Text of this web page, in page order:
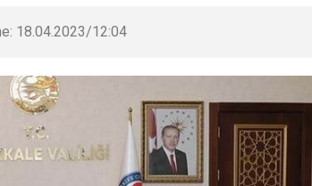
18.04.2023/12:04